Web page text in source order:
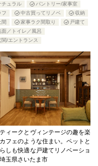
チュラル
パントリー/家事室
フ
中古買ってリノベ
収納
間
家事ラク間取り
戸建て
面／トイレ／風呂
関/エントランス
ィークとヴィンテージの趣を楽
フェのような住まい。ペットと
しも快適な戸建てリノベーショ
玉県さいたま市